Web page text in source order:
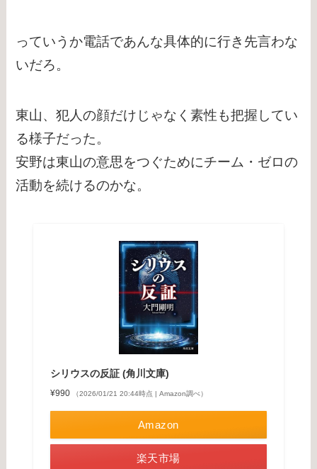
っていうか電話であんな具体的に行き先言わな
いだろ。
東山、犯人の顔だけじゃなく素性も把握してい
る様子だった。
安野は東山の意思をつぐためにチーム・ゼロの
活動を続けるのかな。
シリウスの反証 (角川文庫)
¥990 （2026/01/21 20:44時点 | Amazon調べ）
Amazon
楽天市場